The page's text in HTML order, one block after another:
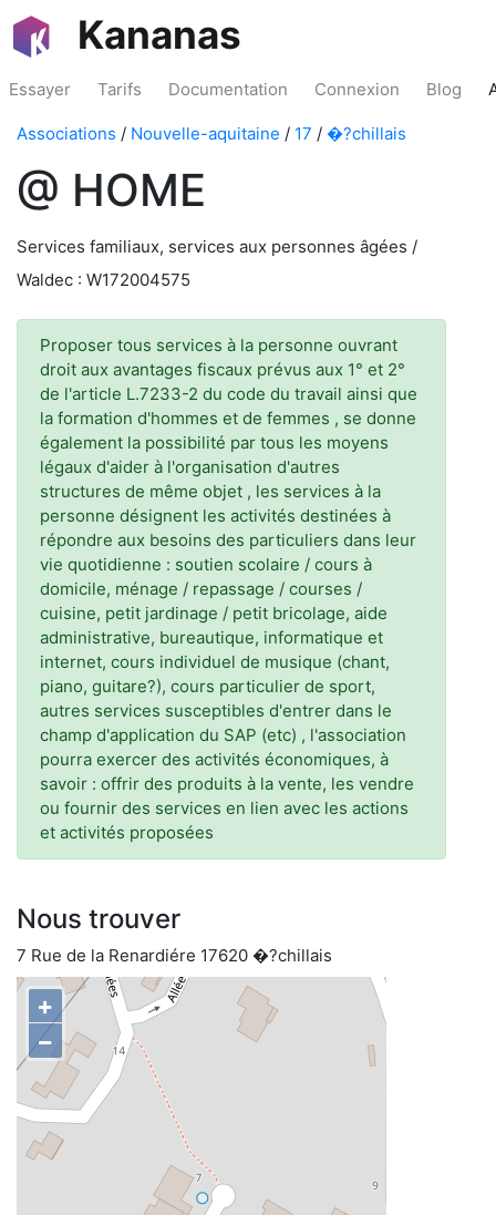
Kananas
Essayer Tarifs Documentation Connexion Blog
Associations / Nouvelle-aquitaine / 17 / �?chillais
@ HOME
Services familiaux, services aux personnes âgées /
Waldec : W172004575
Proposer tous services à la personne ouvrant
droit aux avantages fiscaux prévus aux 1° et 2°
de l'article L.7233-2 du code du travail ainsi que
la formation d'hommes et de femmes , se donne
également la possibilité par tous les moyens
légaux d'aider à l'organisation d'autres
structures de même objet , les services à la
personne désignent les activités destinées à
répondre aux besoins des particuliers dans leur
vie quotidienne : soutien scolaire / cours à
domicile, ménage / repassage / courses /
cuisine, petit jardinage / petit bricolage, aide
administrative, bureautique, informatique et
internet, cours individuel de musique (chant,
piano, guitare?), cours particulier de sport,
autres services susceptibles d'entrer dans le
champ d'application du SAP (etc) , l'association
pourra exercer des activités économiques, à
savoir : offrir des produits à la vente, les vendre
ou fournir des services en lien avec les actions
et activités proposées
Nous trouver
7 Rue de la Renardiére 17620 �?chillais
+
−